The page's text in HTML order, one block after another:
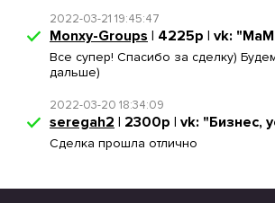
2022-03-21 19:45:47
Monxy-Groups | 4225р | vk:
Все супер! Спасибо за сделку)
дальше)
2022-03-20 18:34:09
seregah2 | 2300р | vk: "Бизнес,
Сделка прошла отлично